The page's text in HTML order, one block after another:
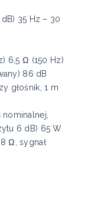
35 Hz – 30
6,5 Ω (150 Hz)
86 dB
głośnik, 1 m
nominalnej,
6 dB) 65 W
Ω, sygnał